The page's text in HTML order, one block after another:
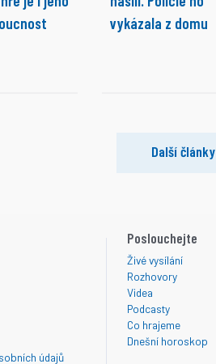
vykázala z domu
Další články
údajů
Poslouchejte
Živé vysílání
Rozhovory
Videa
Podcasty
Co hrajeme
Dnešní horoskop